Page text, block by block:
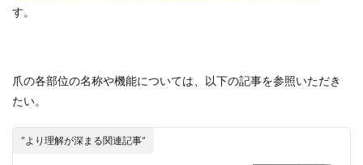
す。
爪の各部位の名称や機能については、以下の記事を参照いただき
たい。
”より理解が深まる関連記事”